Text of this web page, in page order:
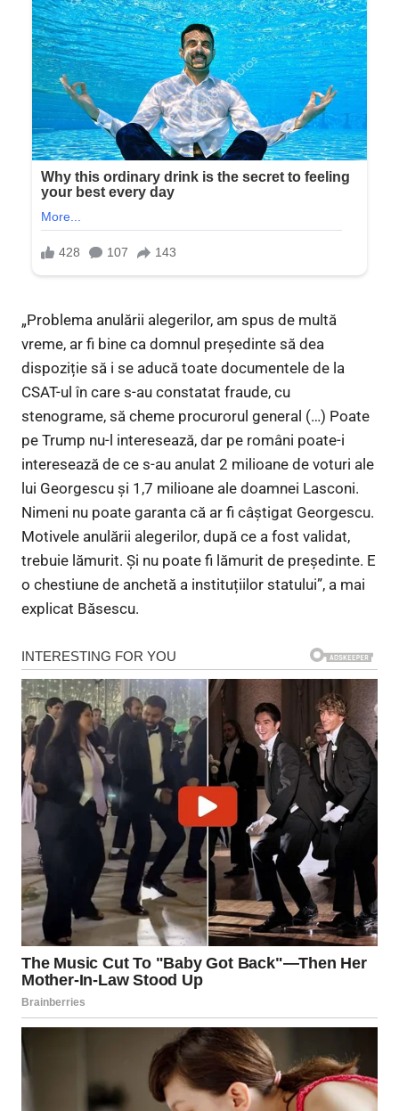
„Problema anulării alegerilor, am spus de multă
vreme, ar fi bine ca domnul președinte să dea
dispoziție să i se aducă toate documentele de la
CSAT-ul în care s-au constatat fraude, cu
stenograme, să cheme procurorul general (…) Poate
pe Trump nu-l interesează, dar pe români poate-i
interesează de ce s-au anulat 2 milioane de voturi ale
lui Georgescu și 1,7 milioane ale doamnei Lasconi.
Nimeni nu poate garanta că ar fi câștigat Georgescu.
Motivele anulării alegerilor, după ce a fost validat,
trebuie lămurit. Și nu poate fi lămurit de președinte. E
o chestiune de anchetă a instituțiilor statului”, a mai
explicat Băsescu.